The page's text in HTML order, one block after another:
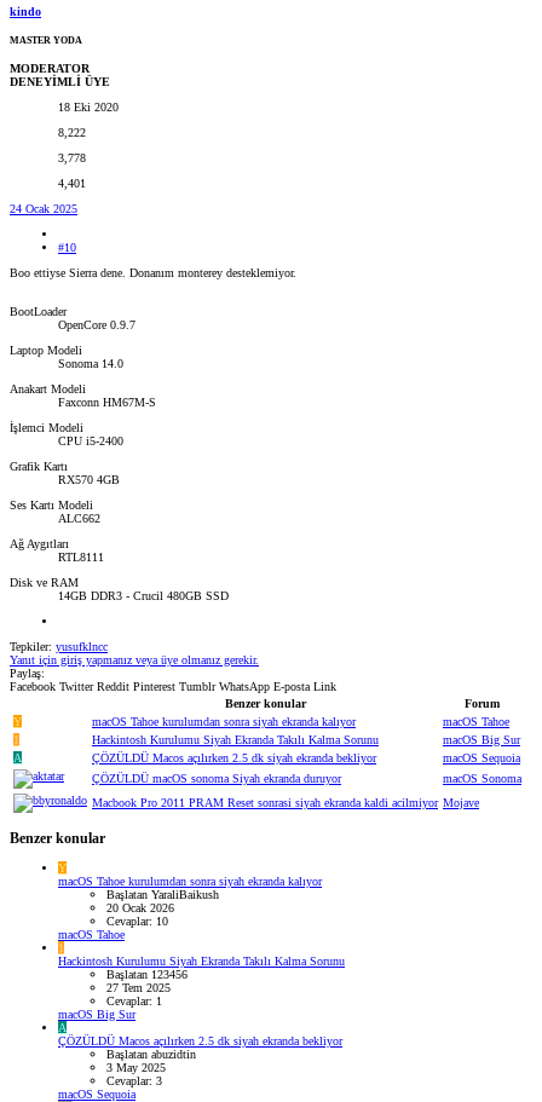
kindo
MASTER YODA
MODERATOR
DENEYİMLİ ÜYE
18 Eki 2020
8,222
3,778
4,401
24 Ocak 2025
#10
Boo ettiyse Sierra dene. Donanım monterey desteklemiyor.
BootLoader
OpenCore 0.9.7
Laptop Modeli
Sonoma 14.0
Anakart Modeli
Faxconn HM67M-S
İşlemci Modeli
CPU i5-2400
Grafik Kartı
RX570 4GB
Ses Kartı Modeli
ALC662
Ağ Aygıtları
RTL8111
Disk ve RAM
14GB DDR3 - Crucil 480GB SSD
Tepkiler: yusufklncc
Yanıt için giriş yapmanız veya üye olmanız gerekir.
Paylaş:
Facebook Twitter Reddit Pinterest Tumblr WhatsApp E-posta Link
Benzer konular
Forum
Y
macOS Tahoe kurulumdan sonra siyah ekranda kalıyor
macOS Tahoe
1
Hackintosh Kurulumu Siyah Ekranda Takılı Kalma Sorunu
macOS Big Sur
A
ÇÖZÜLDÜ Macos açılırken 2.5 dk siyah ekranda bekliyor
macOS Sequoia
ÇÖZÜLDÜ macOS sonoma Siyah ekranda duruyor
macOS Sonoma
Macbook Pro 2011 PRAM Reset sonrasi siyah ekranda kaldi acilmiyor Mojave
Benzer konular
Y
macOS Tahoe kurulumdan sonra siyah ekranda kalıyor
Başlatan YaraliBaikush
20 Ocak 2026
Cevaplar: 10
macOS Tahoe
1
Hackintosh Kurulumu Siyah Ekranda Takılı Kalma Sorunu
Başlatan 123456
27 Tem 2025
Cevaplar: 1
macOS Big Sur
A
ÇÖZÜLDÜ Macos açılırken 2.5 dk siyah ekranda bekliyor
Başlatan abuzidtin
3 May 2025
Cevaplar: 3
macOS Sequoia